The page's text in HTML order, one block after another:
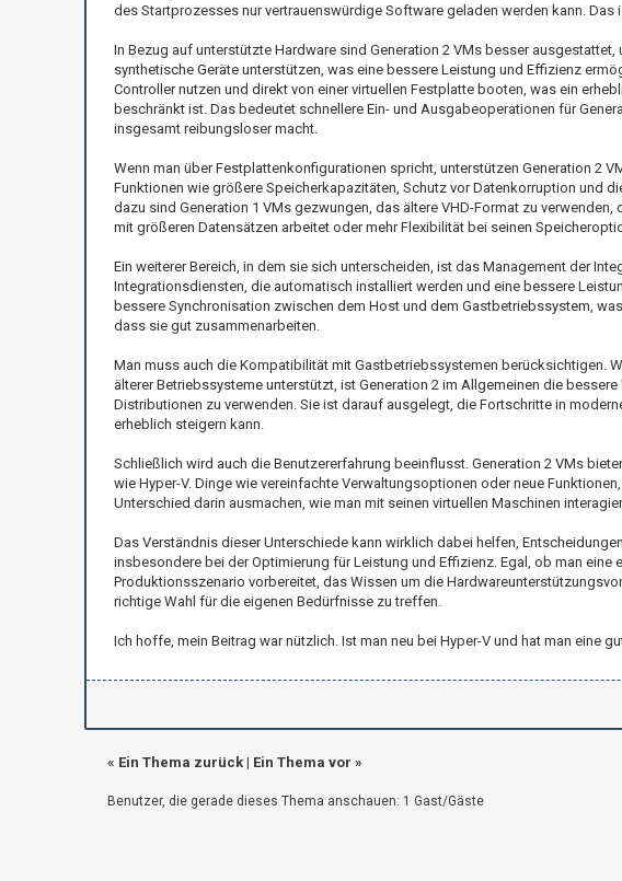
des Startprozesses nur vertrauenswürdige Software geladen werden kann.
In Bezug auf unterstützte Hardware sind Generation 2 VMs besser
synthetische Geräte unterstützen, was eine bessere Leistung und Effizienz
Controller nutzen und direkt von einer virtuellen Festplatte booten, was ein
beschränkt ist. Das bedeutet schnellere Ein- und Ausgabeoperationen für
insgesamt reibungsloser macht.
Wenn man über Festplattenkonfigurationen spricht, unterstützen Generation 2
Funktionen wie größere Speicherkapazitäten, Schutz vor Datenkorruption und
dazu sind Generation 1 VMs gezwungen, das ältere VHD-Format zu
mit größeren Datensätzen arbeitet oder mehr Flexibilität bei seinen
Ein weiterer Bereich, in dem sie sich unterscheiden, ist das Management der
Integrationsdiensten, die automatisch installiert werden und eine bessere
bessere Synchronisation zwischen dem Host und dem Gastbetriebssystem,
dass sie gut zusammenarbeiten.
Man muss auch die Kompatibilität mit Gastbetriebssystemen berücksichtigen.
älterer Betriebssysteme unterstützt, ist Generation 2 im Allgemeinen die
Distributionen zu verwenden. Sie ist darauf ausgelegt, die Fortschritte in
erheblich steigern kann.
Schließlich wird auch die Benutzererfahrung beeinflusst. Generation 2 VMs
wie Hyper-V. Dinge wie vereinfachte Verwaltungsoptionen oder neue
Unterschied darin ausmachen, wie man mit seinen virtuellen Maschinen
Das Verständnis dieser Unterschiede kann wirklich dabei helfen,
insbesondere bei der Optimierung für Leistung und Effizienz. Egal, ob man
Produktionsszenario vorbereitet, das Wissen um die
richtige Wahl für die eigenen Bedürfnisse zu treffen.
Ich hoffe, mein Beitrag war nützlich. Ist man neu bei Hyper-V und hat man eine
« Ein Thema zurück| Ein Thema vor »
Benutzer, die gerade dieses Thema anschauen: 1 Gast/Gäste